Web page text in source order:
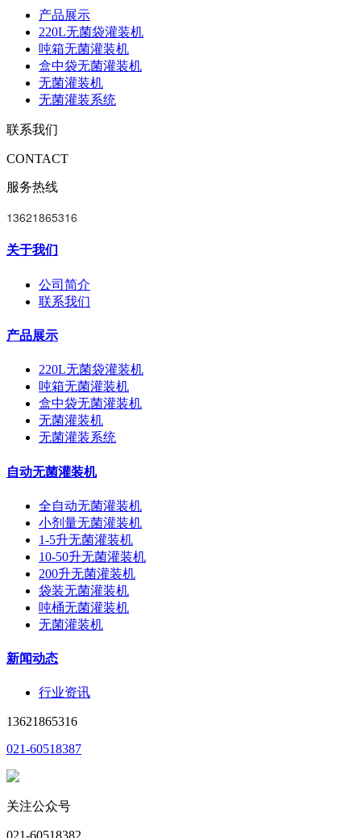
产品展示
220L无菌袋灌装机
吨箱无菌灌装机
盒中袋无菌灌装机
无菌灌装机
无菌灌装系统
联系我们
CONTACT
服务热线
13621865316
关于我们
公司简介
联系我们
产品展示
220L无菌袋灌装机
吨箱无菌灌装机
盒中袋无菌灌装机
无菌灌装机
无菌灌装系统
自动无菌灌装机
全自动无菌灌装机
小剂量无菌灌装机
1-5升无菌灌装机
10-50升无菌灌装机
200升无菌灌装机
袋装无菌灌装机
吨桶无菌灌装机
无菌灌装机
新闻动态
行业资讯
13621865316
021-60518387
关注公众号